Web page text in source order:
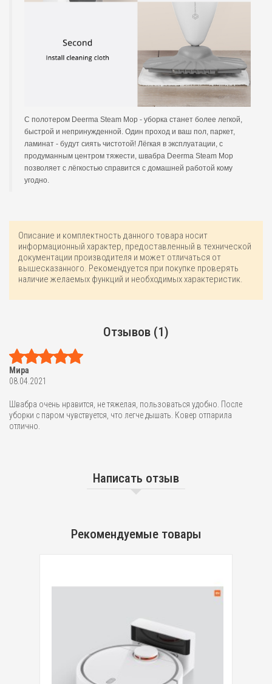
С полотером Deerma Steam Mop - уборка станет более легкой,
быстрой и непринужденной. Один проход и ваш пол, паркет,
ламинат - будут сиять чистотой! Лёгкая в эксплуатации, с
продуманным центром тяжести, швабра Deerma Steam Mop
позволяет с лёгкостью справится с домашней работой кому
угодно.
Описание и комплектность данного товара носит
информационный характер, предоставленный в технической
документации производителя и может отличаться от
вышесказанного. Рекомендуется при покупке проверять
наличие желаемых функций и необходимых характеристик.
Отзывов (1)
Мира
08.04.2021
Швабра очень нравится, не тяжелая, пользоваться удобно. После
уборки с паром чувствуется, что легче дышать. Ковер отпарила
отлично.
Написать отзыв
Рекомендуемые товары